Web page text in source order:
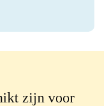
zijn voor